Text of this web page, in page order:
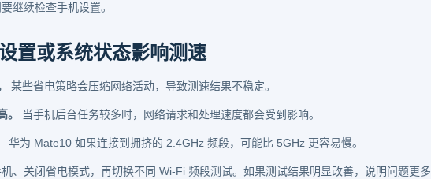
继续检查手机设置。
置或系统状态影响测速
某些省电策略会压缩网络活动，导致测速结果不稳定。
。 当手机后台任务较多时，网络请求和处理速度都会受到影响。
华为 Mate10 如果连接到拥挤的 2.4GHz 频段，可能比 5GHz 更容易慢。
、关闭省电模式，再切换不同 Wi-Fi 频段测试。如果测试结果明显改善，说明问题更多